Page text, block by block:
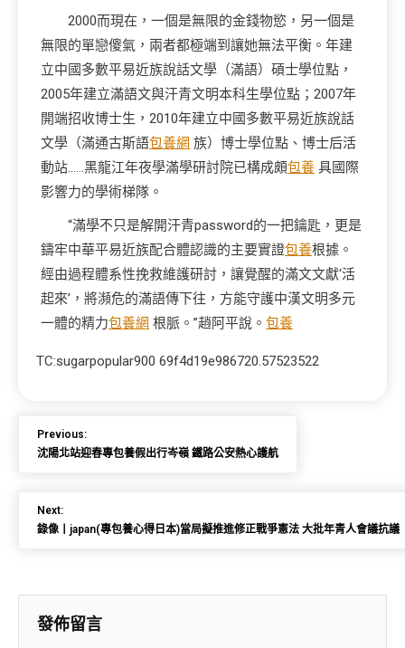
2000而現在，一個是無限的金錢物慾，另一個是
無限的單戀傻氣，兩者都極端到讓她無法平衡。年建
立中國多數平易近族說話文學（滿語）碩士學位點，
2005年建立滿語文與汗青文明本科生學位點；2007年
開端招收博士生，2010年建立中國多數平易近族說話
文學（滿通古斯語包養網 族）博士學位點、博士后活
動站……黑龍江年夜學滿學研討院已構成頗包養 具國際
影響力的學術梯隊。
“滿學不只是解開汗青password的一把鑰匙，更是
鑄牢中華平易近族配合體認識的主要實證包養根據。
經由過程體系性挽救維護研討，讓覺醒的滿文文獻‘活
起來’，將瀕危的滿語傳下往，方能守護中漢文明多元
一體的精力包養網 根脈。”趙阿平說。 包養
TC:sugarpopular900 69f4d19e986720.57523522
Previous:
沈陽北站迎春專包養假出行岑嶺 鐵路公安熱心護航
Next:
錄像丨japan(專包養心得日本)當局擬推進修正戰爭憲法 大批年青人會議抗議
發佈留言